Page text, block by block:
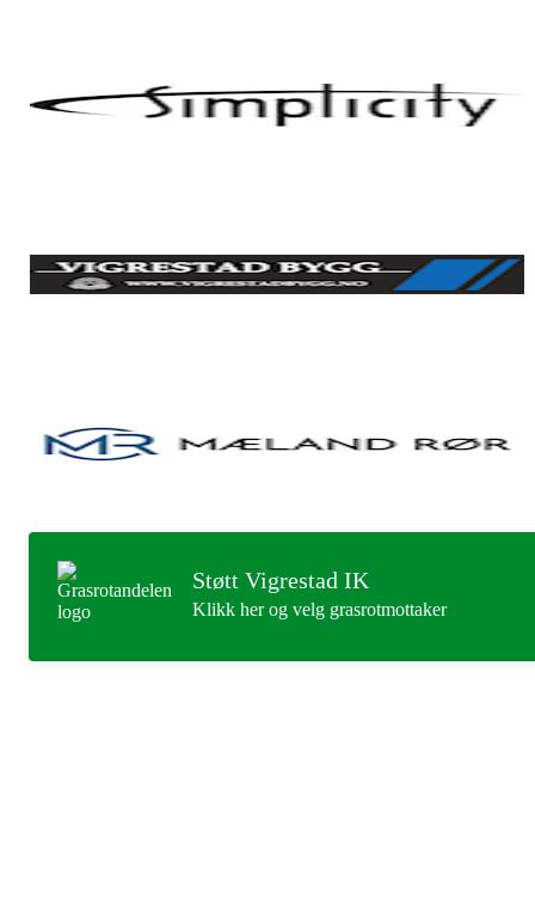
Støtt Vigrestad IK
Klikk her og velg grasrotmottaker